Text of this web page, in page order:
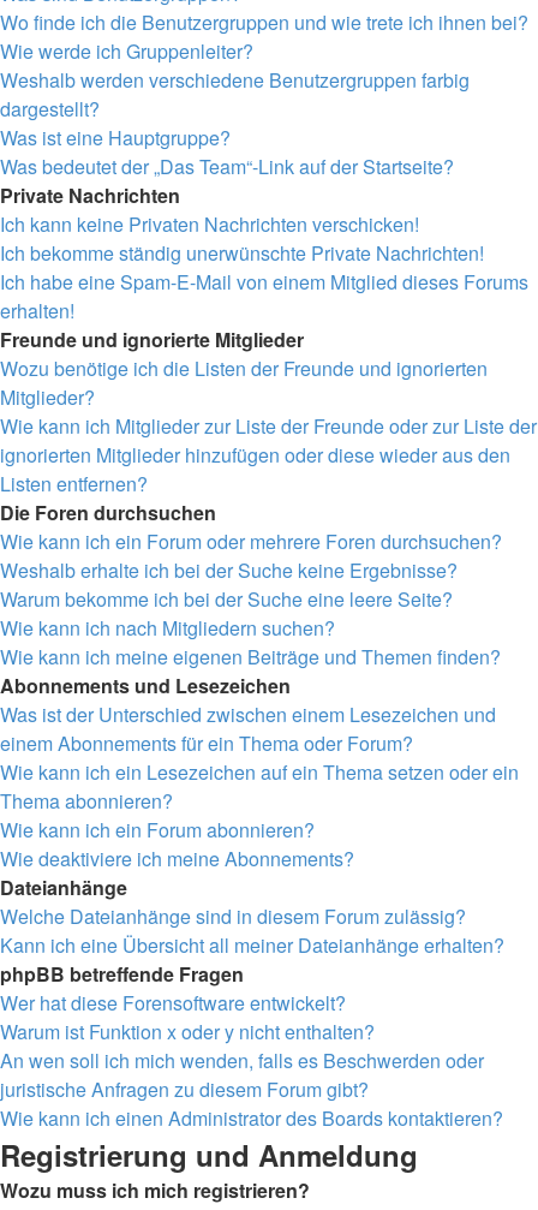
Wo finde ich die Benutzergruppen und wie trete ich ihnen bei?
Wie werde ich Gruppenleiter?
Weshalb werden verschiedene Benutzergruppen farbig
dargestellt?
Was ist eine Hauptgruppe?
Was bedeutet der „Das Team“-Link auf der Startseite?
Private Nachrichten
Ich kann keine Privaten Nachrichten verschicken!
Ich bekomme ständig unerwünschte Private Nachrichten!
Ich habe eine Spam-E-Mail von einem Mitglied dieses Forums
erhalten!
Freunde und ignorierte Mitglieder
Wozu benötige ich die Listen der Freunde und ignorierten
Mitglieder?
Wie kann ich Mitglieder zur Liste der Freunde oder zur Liste der
ignorierten Mitglieder hinzufügen oder diese wieder aus den
Listen entfernen?
Die Foren durchsuchen
Wie kann ich ein Forum oder mehrere Foren durchsuchen?
Weshalb erhalte ich bei der Suche keine Ergebnisse?
Warum bekomme ich bei der Suche eine leere Seite?
Wie kann ich nach Mitgliedern suchen?
Wie kann ich meine eigenen Beiträge und Themen finden?
Abonnements und Lesezeichen
Was ist der Unterschied zwischen einem Lesezeichen und
einem Abonnements für ein Thema oder Forum?
Wie kann ich ein Lesezeichen auf ein Thema setzen oder ein
Thema abonnieren?
Wie kann ich ein Forum abonnieren?
Wie deaktiviere ich meine Abonnements?
Dateianhänge
Welche Dateianhänge sind in diesem Forum zulässig?
Kann ich eine Übersicht all meiner Dateianhänge erhalten?
phpBB betreffende Fragen
Wer hat diese Forensoftware entwickelt?
Warum ist Funktion x oder y nicht enthalten?
An wen soll ich mich wenden, falls es Beschwerden oder
juristische Anfragen zu diesem Forum gibt?
Wie kann ich einen Administrator des Boards kontaktieren?
Registrierung und Anmeldung
Wozu muss ich mich registrieren?